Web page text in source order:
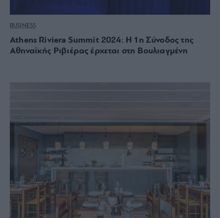
BUSINESS
Athens Riviera Summit 2024: Η 1η Σύνοδος της
Αθηναϊκής Ριβιέρας έρχεται στη Βουλιαγμένη